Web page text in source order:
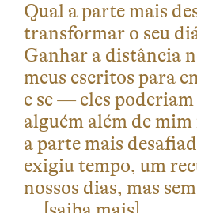
Qual a parte mais
transformar o seu
Ganhar a distância
meus escritos para
e se — eles
alguém além de
a parte mais
exigiu tempo, um
nossos dias, mas